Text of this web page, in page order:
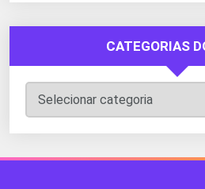
CATEGORIAS
Categorias
do
Blog